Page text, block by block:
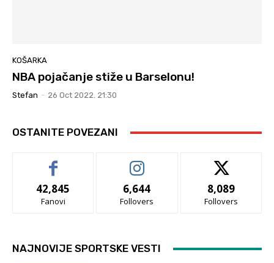
KOŠARKA
NBA pojačanje stiže u Barselonu!
Stefan - 26 Oct 2022. 21:30
OSTANITE POVEZANI
42,845
Fanovi
6,644
Follovers
8,089
Follovers
NAJNOVIJE SPORTSKE VESTI